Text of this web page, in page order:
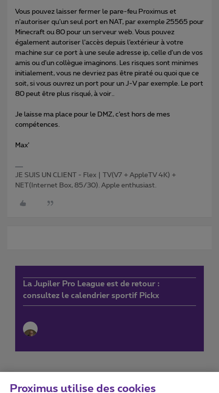
Vous pouvez laisser fermer le pare-feu Proximus et
n’autoriser qu’un seul port en NAT, par exemple 25565 pour
Minecraft ou 80 pour un serveur web. Vous pouvez
également autoriser l’accès depuis l’extérieur à votre
machine sur ce port à une seule adresse ip, celle d’un de vos
amis ou d’un collègue imaginons. Les risques sont minimes
initialement, vous ne devriez pas être piraté ou quoi que ce
soit, si vous ouvrez un port pour un J-V par exemple. Le port
80 peut être plus risqué, à voir..
Je laisse ma place pour le DMZ, c’est hors de mes
compétences.
Max’
JE SUIS UN CLIENT - Flex | TV(V7 + AppleTV 4K) +
NET(Internet Box, 85/30). Apple enthusiast.
La Jupiler Pro League est de retour :
consultez le calendrier sportif Pickx
Proximus utilise des cookies